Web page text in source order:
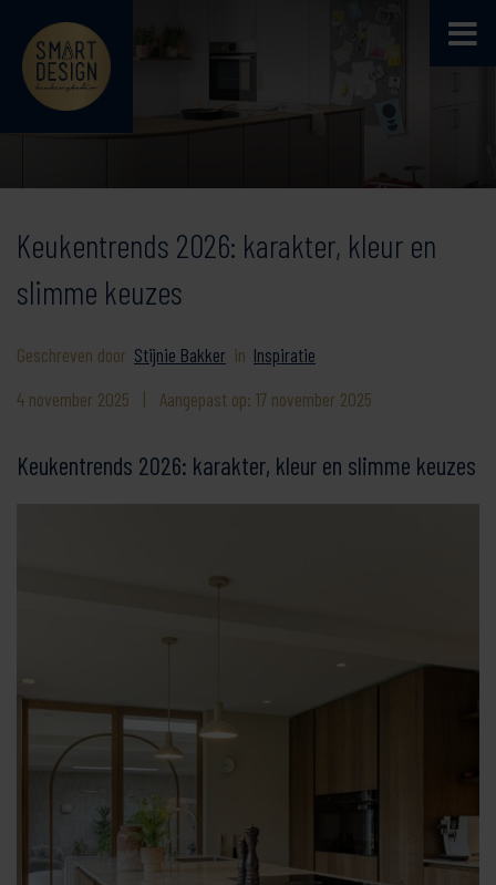
Keukentrends 2026: karakter, kleur en
slimme keuzes
Geschreven door Stijnie Bakker in Inspiratie
4 november 2025
| Aangepast op: 17 november 2025
Keukentrends 2026: karakter, kleur en slimme keuzes